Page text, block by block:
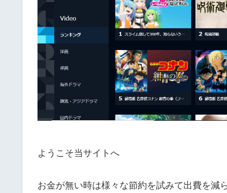
ようこそ当サイトへ
お金が無い時は様々な節約を試みて出費を減